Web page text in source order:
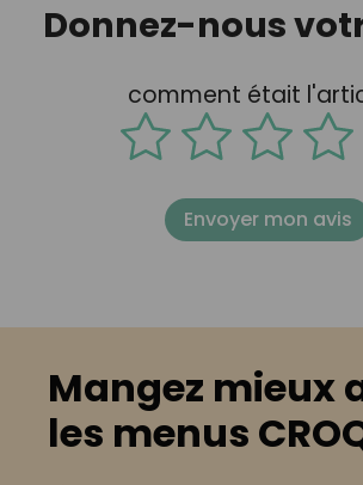
Donnez-nous
comment était
Envoyer mon avis
Mangez mieux
les menus